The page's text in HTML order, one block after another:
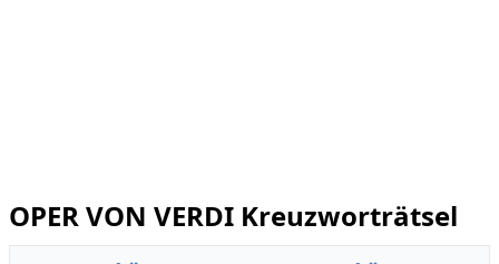
OPER VON VERDI Kreuzworträtsel